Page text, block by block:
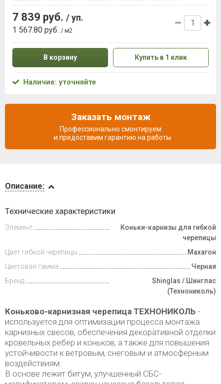
и оплата
Описание:
Технические характеристики
Элемент
Коньки-карнизы для гибкой
черепицы
Цвет гибкой черепицы
Махагон
Цветовая гамма
Черная
Бренд
Shinglas / Шинглас
(Технониколь)
Коньково-карнизная черепица ТЕХНОНИКОЛЬ -
используется для оптимизации процесса монтажа
карнизных свесов, обеспечения декоративной отделки
кровельных ребер и коньков, а также для повышения
устойчивости к ветровым, снеговым и атмосферным
воздействиям.
В основе лежит битум, улучшенный СБС-
7 839 руб. / уп.
1 567.80 руб. / м2
В корзину Купить в 1 клик
Наличие: уточняйте
Заказать монтаж
Профессионально смонтируем
и предоставим гарантию на работы